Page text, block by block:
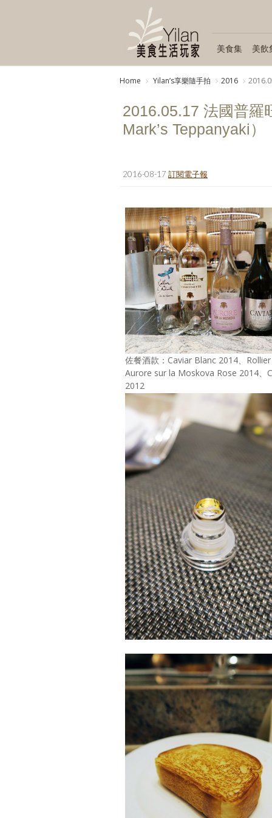
美食集 美飲
Home Yilanʼs享樂隨手拍 2016
2016.05.17 法國普羅
Mark’s Teppanyaki）
2016-08-17 訂閱電子報
佐餐酒款：Caviar Blanc 2014、
Aurore sur la Moskova Rose 2014
2012